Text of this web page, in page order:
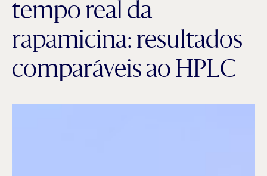
tempo real da
rapamicina: resultados
comparáveis ao HPLC